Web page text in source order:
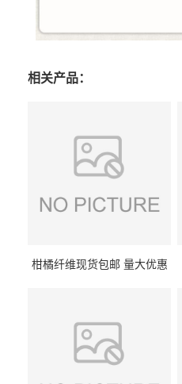
相关产品：
柑橘纤维现货包邮 量大优惠